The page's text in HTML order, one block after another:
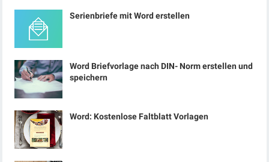
Serienbriefe mit Word erstellen
Word Briefvorlage nach DIN- Norm erstellen und
speichern
Word: Kostenlose Faltblatt Vorlagen